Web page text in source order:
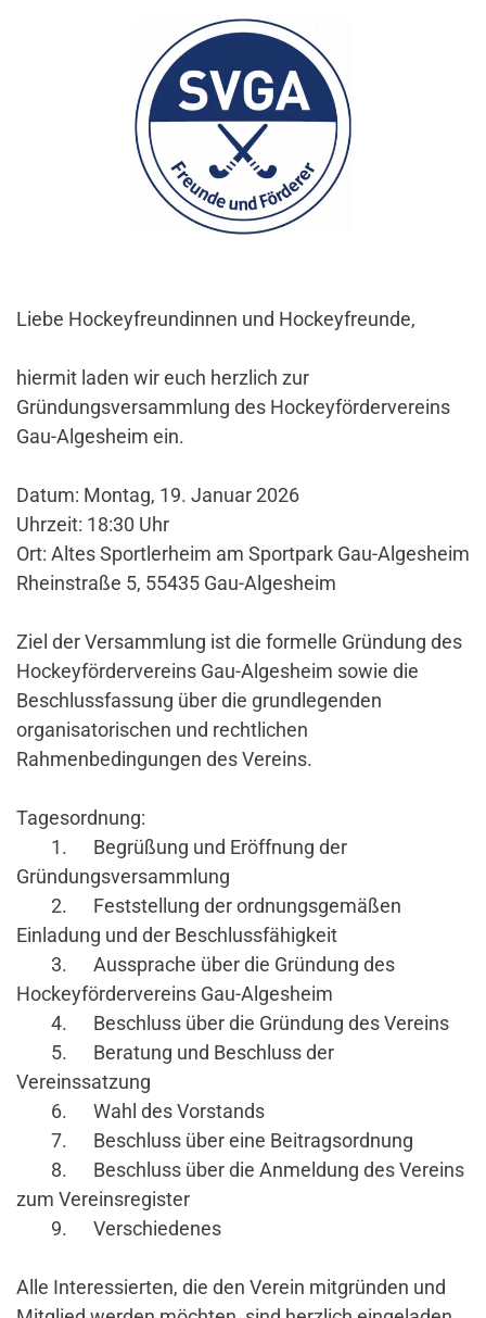
Liebe Hockeyfreundinnen und Hockeyfreunde,
hiermit laden wir euch herzlich zur
Gründungsversammlung des Hockeyfördervereins
Gau-Algesheim ein.
Datum: Montag, 19. Januar 2026
Uhrzeit: 18:30 Uhr
Ort: Altes Sportlerheim am Sportpark Gau-Algesheim
Rheinstraße 5, 55435 Gau-Algesheim
Ziel der Versammlung ist die formelle Gründung des
Hockeyfördervereins Gau-Algesheim sowie die
Beschlussfassung über die grundlegenden
organisatorischen und rechtlichen
Rahmenbedingungen des Vereins.
Tagesordnung:
1. Begrüßung und Eröffnung der
Gründungsversammlung
2. Feststellung der ordnungsgemäßen
Einladung und der Beschlussfähigkeit
3. Aussprache über die Gründung des
Hockeyfördervereins Gau-Algesheim
4. Beschluss über die Gründung des Vereins
5. Beratung und Beschluss der
Vereinssatzung
6. Wahl des Vorstands
7. Beschluss über eine Beitragsordnung
8. Beschluss über die Anmeldung des Vereins
zum Vereinsregister
9. Verschiedenes
Alle Interessierten, die den Verein mitgründen und